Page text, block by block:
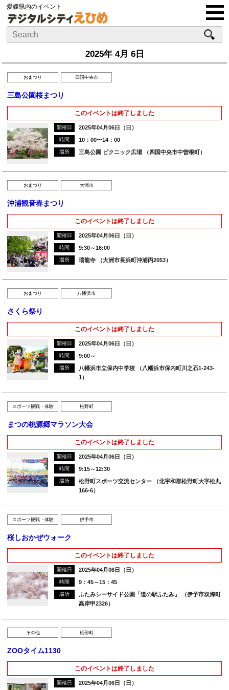
愛媛県内のイベント
2025年 4月 6日
おまつり 四国中央市
三島公園桜まつり
このイベントは終了しました
開催日 2025年04月06日（日）
時間 10：00〜14：00
場所 三島公園 ピクニック広場 （四国中央市中曽根町）
おまつり 大洲市
沖浦観音春まつり
このイベントは終了しました
開催日 2025年04月06日（日）
時間 9:30～16:00
場所 瑞龍寺 （大洲市長浜町沖浦丙2053）
おまつり 八幡浜市
さくら祭り
このイベントは終了しました
開催日 2025年04月06日（日）
時間 9:00～
場所
八幡浜市立保内中学校 （八幡浜市保内町川之石1-243-
1）
スポーツ観戦・体験 松野町
まつの桃源郷マラソン大会
このイベントは終了しました
開催日 2025年04月06日（日）
時間 9:15～12:30
場所
松野町スポーツ交流センター （北宇和郡松野町大字松丸
166-6）
スポーツ観戦・体験 伊予市
桜しおかぜウォーク
このイベントは終了しました
開催日 2025年04月06日（日）
時間 9：45～15：45
場所
ふたみシーサイド公園「道の駅ふたみ」 （伊予市双海町
高岸甲2326）
その他 砥部町
ZOOタイム1130
このイベントは終了しました
開催日 2025年04月06日（日）